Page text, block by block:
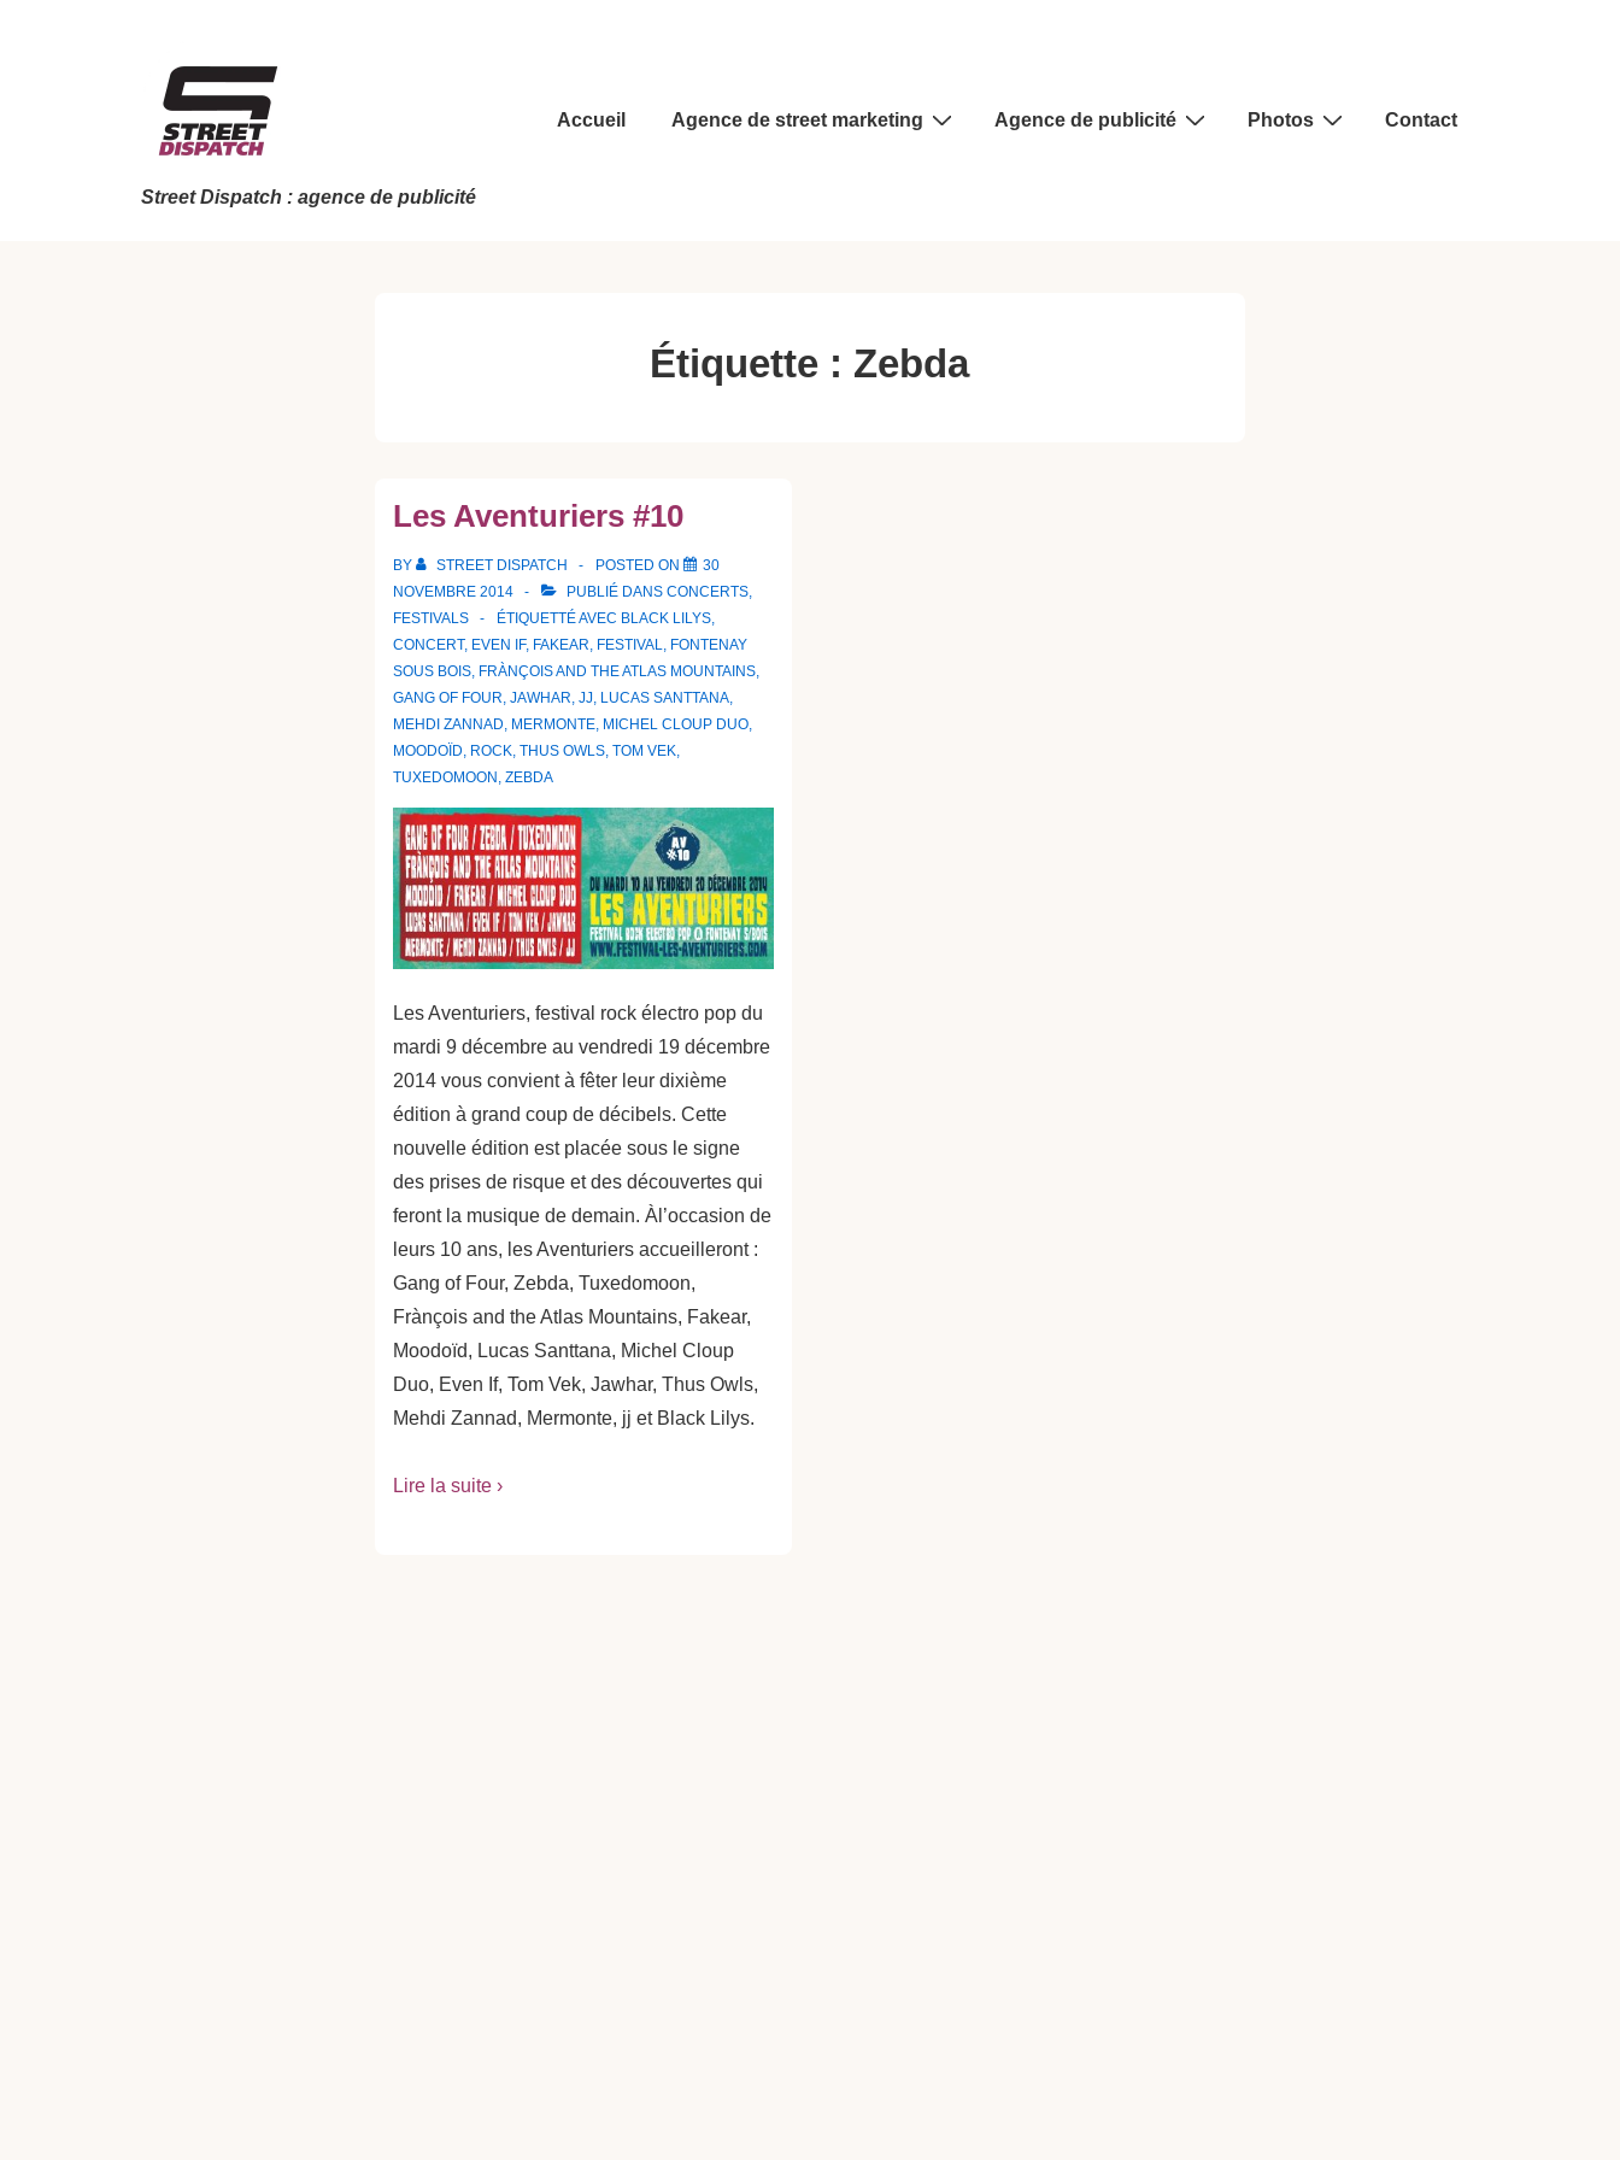
Street Dispatch : agence de publicité
Main
Accueil Agence de street marketing Agence de publicité Photos Contact
Étiquette : Zebda
Les Aventuriers #10
BY STREET DISPATCH POSTED ON
30
NOVEMBRE 2014
PUBLIÉ DANS CONCERTS,
FESTIVALS
ÉTIQUETTÉ AVEC BLACK LILYS,
CONCERT, EVEN IF, FAKEAR, FESTIVAL, FONTENAY
SOUS BOIS, FRÀNÇOIS AND THE ATLAS MOUNTAINS,
GANG OF FOUR, JAWHAR, JJ, LUCAS SANTTANA,
MEHDI ZANNAD, MERMONTE, MICHEL CLOUP DUO,
MOODOÏD, ROCK, THUS OWLS, TOM VEK,
TUXEDOMOON , ZEBDA
Les Aventuriers, festival rock électro pop du
mardi 9 décembre au vendredi 19 décembre
2014 vous convient à fêter leur dixième
édition à grand coup de décibels. Cette
nouvelle édition est placée sous le signe
des prises de risque et des découvertes qui
feront la musique de demain. Àl’occasion de
leurs 10 ans, les Aventuriers accueilleront :
Gang of Four, Zebda, Tuxedomoon,
Frànçois and the Atlas Mountains, Fakear,
Moodoïd, Lucas Santtana, Michel Cloup
Duo, Even If, Tom Vek, Jawhar, Thus Owls,
Mehdi Zannad, Mermonte, jj et Black Lilys.
Lire la suite ›